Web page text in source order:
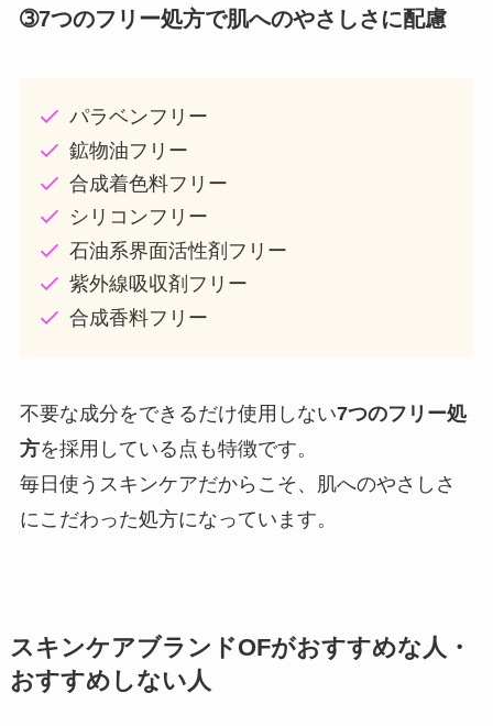
➂7つのフリー処方で肌へのやさしさに配慮
パラベンフリー
鉱物油フリー
合成着色料フリー
シリコンフリー
石油系界面活性剤フリー
紫外線吸収剤フリー
合成香料フリー
不要な成分をできるだけ使用しない7つのフリー処
方を採用している点も特徴です。
毎日使うスキンケアだからこそ、肌へのやさしさ
にこだわった処方になっています。
スキンケアブランドOFがおすすめな人・
おすすめしない人